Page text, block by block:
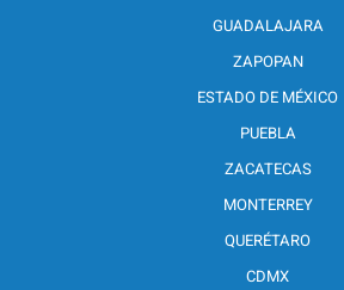
GUADALAJARA
ZAPOPAN
ESTADO DE MÉXICO
PUEBLA
ZACATECAS
MONTERREY
QUERÉTARO
CDMX